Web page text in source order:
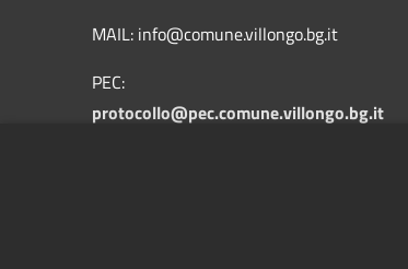
MAIL: info@comune.villongo.bg.it
PEC:
protocollo@pec.comune.villongo.bg.it